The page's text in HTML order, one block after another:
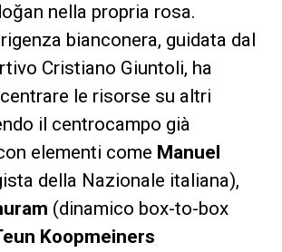
nella propria rosa.
bianconera, guidata dal
Cristiano Giuntoli, ha
le risorse su altri
il centrocampo già
elementi come Manuel
della Nazionale italiana),
(dinamico box-to-box
Koopmeiners